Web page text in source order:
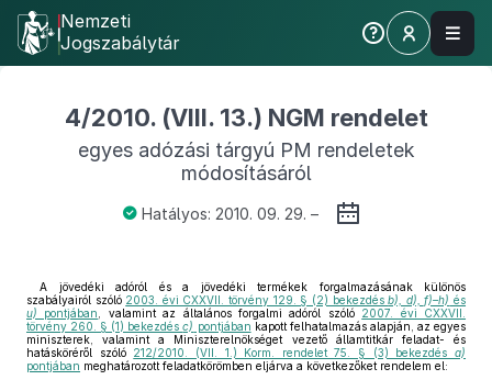
Nemzeti
Jogszabálytár
4/2010. (VIII. 13.) NGM rendelet
egyes adózási tárgyú PM rendeletek
módosításáról
Hatályos: 2010. 09. 29. –
A jövedéki adóról és a jövedéki termékek forgalmazásának különös
szabályairól szóló 2003. évi CXXVII. törvény 129. § (2) bekezdésb), d), f)–h) és
u) pontjában , valamint az általános forgalmi adóról szóló 2007. évi CXXVII.
törvény 260. § (1) bekezdésc) pontjában kapott felhatalmazás alapján, az egyes
miniszterek, valamint a Miniszterelnökséget vezető államtitkár feladat- és
hatásköréről szóló 212/2010. (VII. 1.) Korm. rendelet 75. § (3) bekezdésa)
pontjában meghatározott feladatkörömben eljárva a következőket rendelem el: